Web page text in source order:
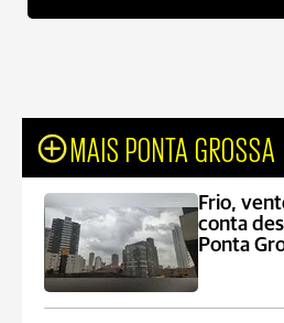
MAIS PONTA GROSSA
Frio,
conta
Ponta